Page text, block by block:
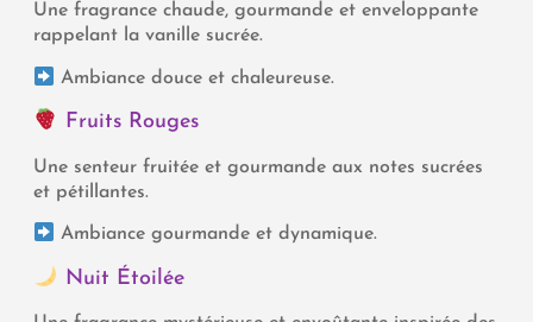
Une fragrance chaude, gourmande et enveloppante
rappelant la vanille sucrée.
Ambiance douce et chaleureuse.
Fruits Rouges
Une senteur fruitée et gourmande aux notes sucrées
et pétillantes.
Ambiance gourmande et dynamique.
Nuit Étoilée